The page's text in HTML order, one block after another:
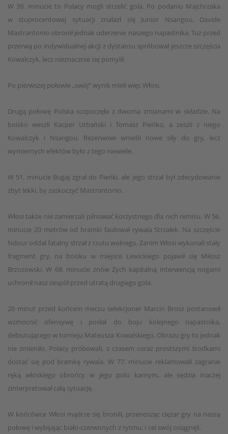
W 39. minucie to Polacy mogli strzelić gola. Po podaniu Majchrzaka
w stuprocentowej sytuacji znalazł się Junior Nsangou, Davide
Mastrantonio obronił jednak uderzenie naszego napastnika. Tuż przed
przerwą po indywidualnej akcji z dystansu spróbował jeszcze szczęścia
Kowalczyk, lecz nieznacznie się pomylił.
Po pierwszej połowie „swój” wynik mieli więc Włosi.
Drugą połowę Polska rozpoczęła z dwoma zmianami w składzie. Na
boisko weszli Kacper Urbański i Tomasz Pieńko, a zeszli z niego
Kowalczyk i Nsangou. Rezerwowi wnieśli nowe siły do gry, lecz
wymiernych efektów było z tego niewiele.
W 51. minucie Bugaj zgrał do Pieńki, ale jego strzał był zdecydowanie
zbyt lekki, by zaskoczyć Mastrantonio.
Włosi także nie zamierzali pilnować korzystnego dla nich remisu. W 56.
minucie 20 metrów od bramki faulował rywala Strzałek. Na szczęście
Ndour oddał fatalny strzał z rzutu wolnego. Zanim Włosi wykonali stały
fragment gry, na boisku w miejsce Lewickiego pojawił się Miłosz
Brzozowski. W 68. minucie znów Zych kapitalną interwencją nogami
uchronił nasz zespół przed utratą drugiego gola.
20 minut przed końcem meczu selekcjoner Marcin Brosz postanowił
wzmocnić ofensywę i posłał do boju kolejnego napastnika,
debiutującego w turnieju Mateusza Kowalskiego. Obrazu gry to jednak
nie zmieniło. Polacy próbowali, z czasem coraz prostszymi środkami
dostać się pod bramkę rywala. W 77. minucie reklamowali zagranie
ręką włoskiego obrońcy w jego polu karnym, ale sędzia inaczej
zinterpretował całą sytuację.
W końcówce Włosi mądrze się bronili, przenosząc ciężar gry na naszą
połowę i wybijając biało-czerwonych z rytmu. I cel swój osiągnęli.